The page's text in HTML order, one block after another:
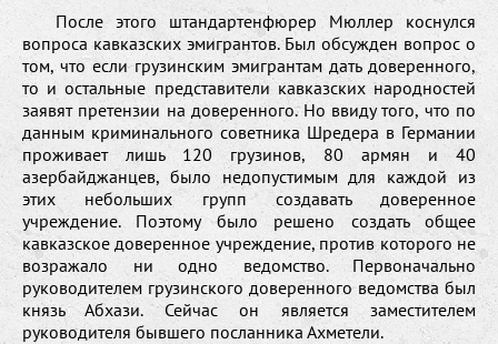
После этого штандартенфюрер Мюллер коснулся
вопроса кавказских эмигрантов. Был обсужден вопрос о
том, что если грузинским эмигрантам дать доверенного,
то и остальные представители кавказских народностей
заявят претензии на доверенного. Но ввиду того, что по
данным криминального советника Шредера в Германии
проживает лишь 120 грузинов, 80 армян и 40
азербайджанцев, было недопустимым для каждой из
этих небольших групп создавать доверенное
учреждение. Поэтому было решено создать общее
кавказское доверенное учреждение, против которого не
возражало ни одно ведомство. Первоначально
руководителем грузинского доверенного ведомства был
князь Абхази. Сейчас он является заместителем
руководителя бывшего посланника Ахметели.